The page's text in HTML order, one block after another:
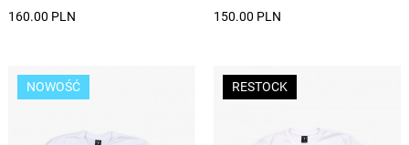
160.00 PLN 150.00 PLN
NOWOŚĆ RESTOCK